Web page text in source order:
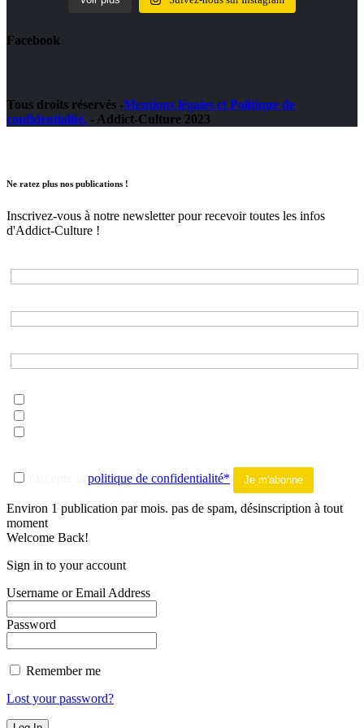
Facebook
Tous droits réservés -Mentions légales et Politique de
confidentialité. - Addict-Culture 2023
Ne ratez plus nos publications !
Inscrivez-vous à notre newsletter pour recevoir toutes les infos
d'Addict-Culture !
politique de confidentialité*
Environ 1 publication par mois. pas de spam, désinscription à tout
moment
Welcome Back!
Sign in to your account
Username or Email Address
Password
Remember me
Lost your password?